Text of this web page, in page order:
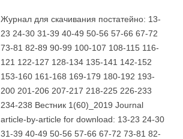
Журнал для скачивания постатейно: 13-
23 24-30 31-39 40-49 50-56 57-66 67-72
73-81 82-89 90-99 100-107 108-115 116-
121 122-127 128-134 135-141 142-152
153-160 161-168 169-179 180-192 193-
200 201-206 207-217 218-225 226-233
234-238 Вестник 1(60)_2019 Journal
article-by-article for download: 13-23 24-30
31-39 40-49 50-56 57-66 67-72 73-81 82-